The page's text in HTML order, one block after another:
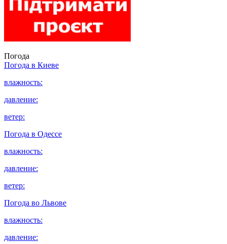
Погода
Погода в Киеве
влажность:
давление:
ветер:
Погода в Одессе
влажность:
давление:
ветер:
Погода во Львове
влажность:
давление: